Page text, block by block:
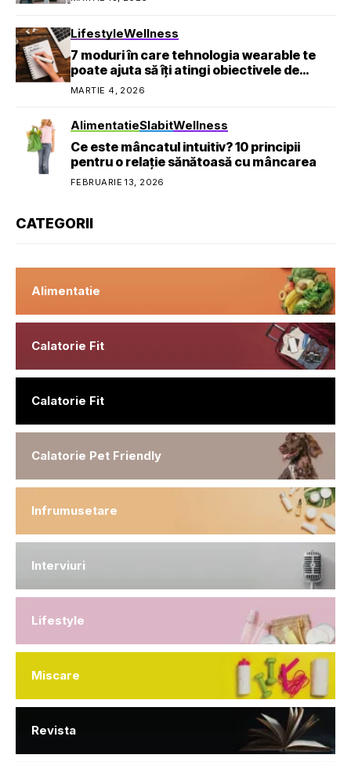
LifestyleWellness
7 moduri în care tehnologia wearable te
poate ajuta să îți atingi obiectivele de
sănătate
MARTIE 4, 2026
AlimentatieSlabitWellness
Ce este mâncatul intuitiv? 10 principii
pentru o relație sănătoasă cu mâncarea
FEBRUARIE 13, 2026
CATEGORII
Alimentatie
Calatorie Fit
Calatorie Fit
Calatorie Pet Friendly
Infrumusetare
Interviuri
Lifestyle
Miscare
Revista